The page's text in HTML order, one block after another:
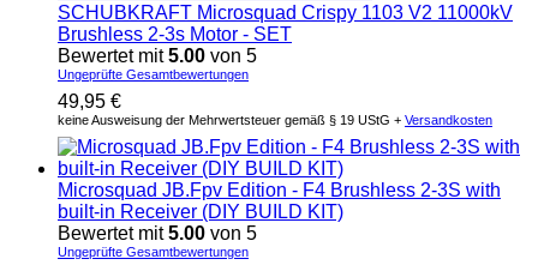
SCHUBKRAFT Microsquad Crispy 1103 V2 11000kV
Brushless 2-3s Motor - SET
Bewertet mit5.00 von 5
Ungeprüfte Gesamtbewertungen
49,95 €
keine Ausweisung der Mehrwertsteuer gemäß § 19 UStG + Versandkosten
Microsquad JB.Fpv Edition - F4 Brushless 2-3S with
built-in Receiver (DIY BUILD KIT)
Bewertet mit5.00 von 5
Ungeprüfte Gesamtbewertungen